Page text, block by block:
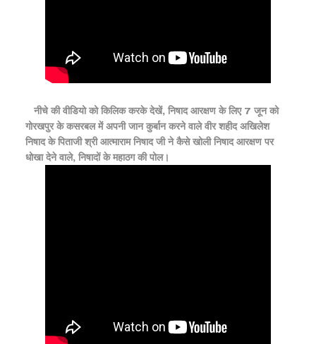
नीचे की वीडियो को किलिक करके देखें, निषाद आरक्षण के लिए 7 जून को
गोरखपुर के कसरबल में अपनी जान कुर्बान करने वाले वीर शहीद अखिलेश
निषाद के पिताजी श्री आत्माराम निषाद जी ने कैसे खोली निषाद आरक्षण पर
धोखा देने वाले, निषादों के महाठग की पोल।